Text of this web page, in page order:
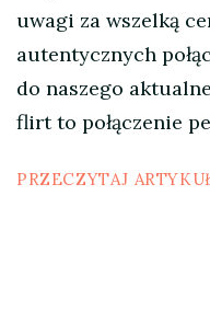
uwagi za wszelką
autentycznych
do naszego
flirt to połączenie
PRZECZYTAJ